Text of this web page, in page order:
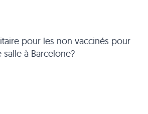
pour les non vaccinés pour
salle à Barcelone?